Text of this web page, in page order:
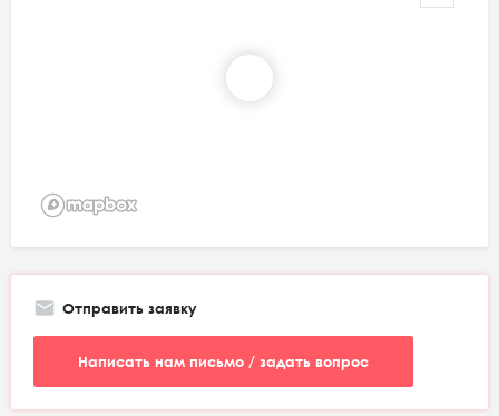
Отправить заявку
Написать нам письмо / задать вопрос